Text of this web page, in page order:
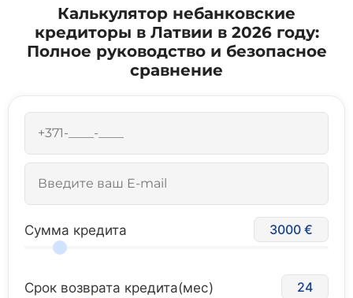
Калькулятор небанковские
кредиторы в Латвии в 2026 году:
Полное руководство и безопасное
сравнение
Сумма кредита 3000
Срок возврата кредита(мес) 24